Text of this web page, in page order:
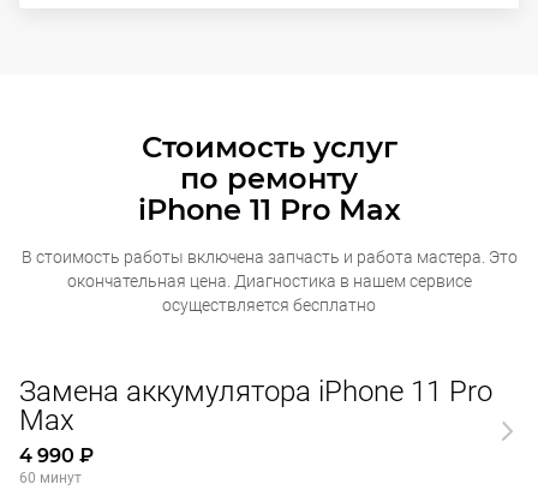
Стоимость услуг
по ремонту
iPhone 11 Pro Max
В стоимость работы включена запчасть и работа мастера. Это
окончательная цена. Диагностика в нашем сервисе
осуществляется бесплатно
Замена аккумулятора iPhone 11 Pro
Max
4 990 ₽
60 минут